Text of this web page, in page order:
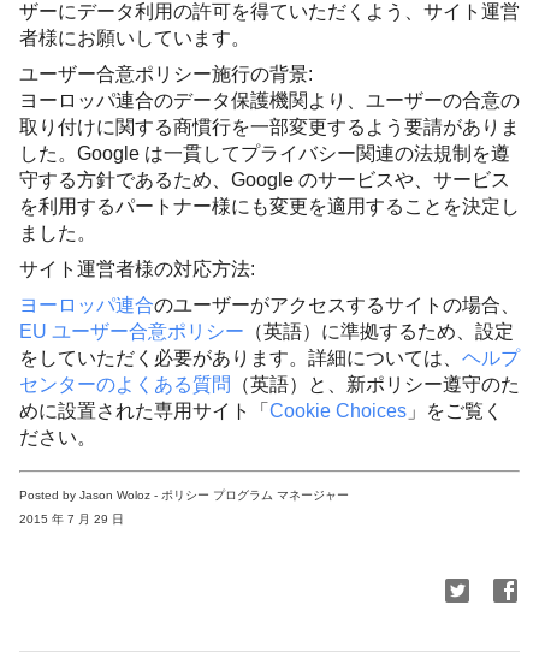
ザーにデータ利用の許可を得ていただくよう、サイト運営
者様にお願いしています。
ユーザー合意ポリシー施行の背景:
ヨーロッパ連合のデータ保護機関より、ユーザーの合意の
取り付けに関する商慣行を一部変更するよう要請がありま
した。 Google は一貫してプライバシー関連の法規制を遵
守する方針であるため、 Google のサービスや、サービス
を利用するパートナー様にも変更を適用することを決定し
ました。
サイト運営者様の対応方法:
ヨーロッパ連合のユーザーがアクセスするサイトの場合、
EU ユーザー合意ポリシー （英語）に準拠するため、設定
をしていただく必要があります。詳細については、 ヘルプ
センターのよくある質問
（英語）と、新ポリシー遵守のた
めに設置された専用サイト「 Cookie Choices 」をご覧く
ださい。
Posted by Jason Woloz - ポリシー プログラム マネージャー
2015 年 7 月 29 日